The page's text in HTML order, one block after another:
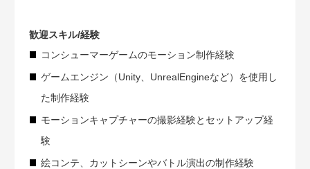
歓迎スキル/経験
コンシューマーゲームのモーション制作経験
ゲームエンジン（Unity、UnrealEngineなど）を使用し
た制作経験
モーションキャプチャーの撮影経験とセットアップ経
験
絵コンテ、カットシーンやバトル演出の制作経験